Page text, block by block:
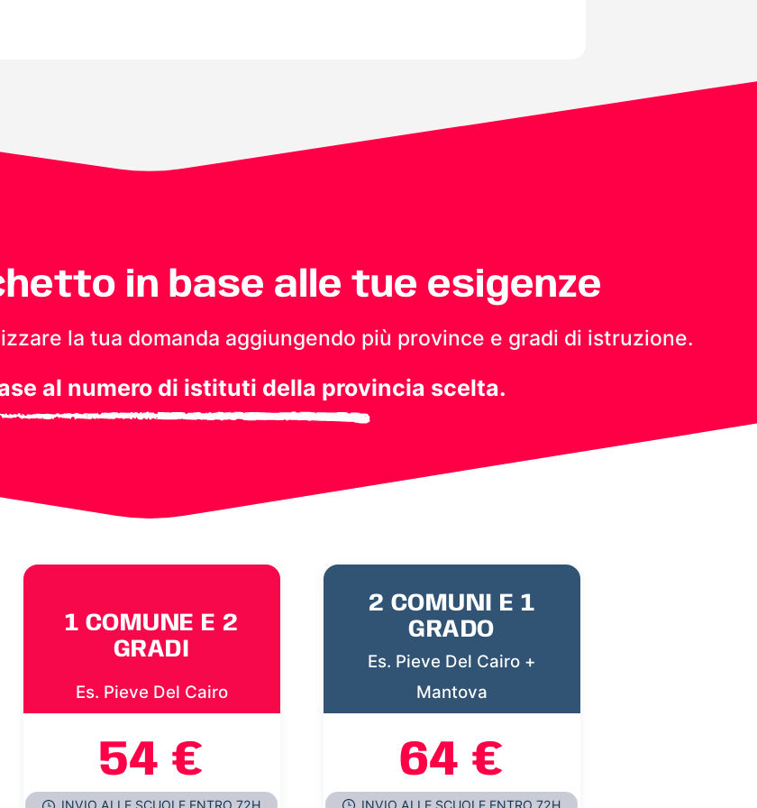
in base alle tue esigenze
la tua domanda aggiungendo più province e gradi di istruzione.
al numero di istituti della provincia scelta.
1 COMUNE E 2
GRADI
Es. Pieve Del Cairo
54 €
2 COMUNI E 1
GRADO
Es. Pieve Del Cairo +
Mantova
64 €
INVIO ALLE SCUOLE ENTRO 72H